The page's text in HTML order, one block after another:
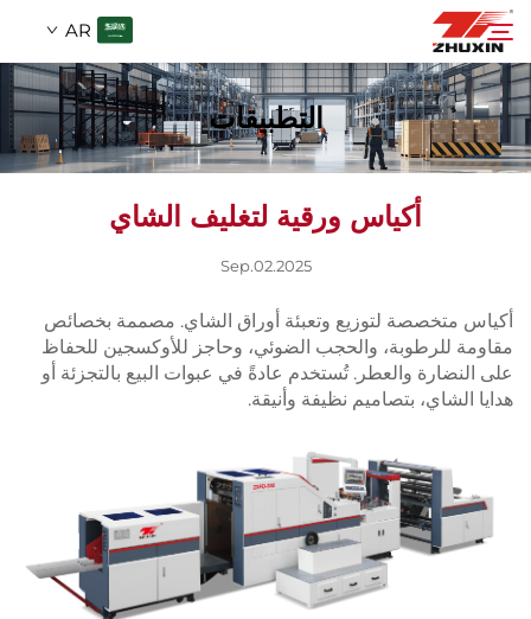
AR
المنتجات
الأخبار
الأسئلة الشائعة
بحث
التطبيقات
أكياس ورقية لتغليف الشاي
Sep.02.2025
أكياس متخصصة لتوزيع وتعبئة أوراق الشاي. مصممة بخصائص
مقاومة للرطوبة، والحجب الضوئي، وحاجز للأوكسجين للحفاظ
على النضارة والعطر. تُستخدم عادةً في عبوات البيع بالتجزئة أو
هدايا الشاي، بتصاميم نظيفة وأنيقة.